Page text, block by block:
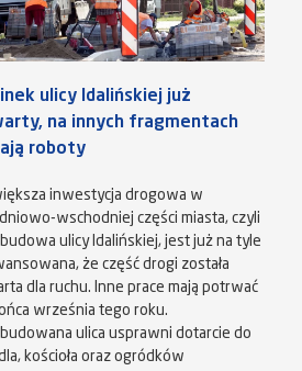
ulicy Idalińskiej już
na innych fragmentach
roboty
inwestycja drogowa w
wschodniej części miasta, czyli
ulicy Idalińskiej, jest już na tyle
że część drogi została
dla ruchu. Inne prace mają potrwać
września tego roku.
ulica usprawni dotarcie do
kościoła oraz ogródków